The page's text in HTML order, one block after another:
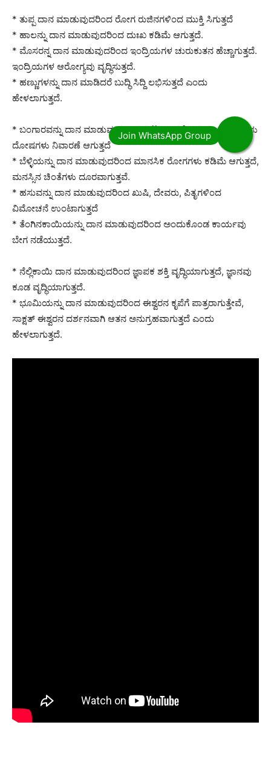
* ತುಪ್ಪ ದಾನ ಮಾಡುವುದರಿಂದ ರೋಗ ರುಜಿನಗಳಿಂದ ಮುಕ್ತಿ ಸಿಗುತ್ತದೆ
* ಹಾಲನ್ನು ದಾನ ಮಾಡುವುದರಿಂದ ದುಃಖ ಕಡಿಮೆ ಆಗುತ್ತದೆ.
* ಮೊಸರನ್ನ ದಾನ ಮಾಡುವುದರಿಂದ ಇಂದ್ರಿಯಗಳ ಚುರುಕುತನ ಹೆಚ್ಚಾಗುತ್ತದೆ.
ಇಂದ್ರಿಯಗಳ ಆರೋಗ್ಯವು ವೃದ್ಧಿಸುತ್ತದೆ.
* ಹಣ್ಣುಗಳನ್ನು ದಾನ ಮಾಡಿದರೆ ಬುದ್ಧಿ ಸಿದ್ದಿ ಲಭಿಸುತ್ತದೆ ಎಂದು
ಹೇಳಲಾಗುತ್ತದೆ.
* ಬಂಗಾರವನ್ನು ದಾನ ಮಾಡುವುದರಿಂದ ಕುಟುಂಬದಲ್ಲಿ ಇರುವ ಎಲ್ಲಾ ರೀತಿಯ
ದೋಷಗಳು ನಿವಾರಣೆ ಆಗುತ್ತದೆ
* ಬೆಳ್ಳಿಯನ್ನು ದಾನ ಮಾಡುವುದರಿಂದ ಮಾನಸಿಕ ರೋಗಗಳು ಕಡಿಮೆ ಆಗುತ್ತದೆ,
ಮನಸ್ಸಿನ ಚಿಂತೆಗಳು ದೂರವಾಗುತ್ತವೆ.
* ಹಸುವನ್ನು ದಾನ ಮಾಡುವುದರಿಂದ ಖುಷಿ, ದೇವರು, ಪಿತೃಗಳಿಂದ
ವಿಮೋಚನೆ ಉಂಟಾಗುತ್ತದೆ
* ತೆಂಗಿನಕಾಯಿಯನ್ನು ದಾನ ಮಾಡುವುದರಿಂದ ಅಂದುಕೊಂಡ ಕಾರ್ಯವು
ಬೇಗ ನಡೆಯುತ್ತದೆ.
* ನೆಲ್ಲಿಕಾಯಿ ದಾನ ಮಾಡುವುದರಿಂದ ಜ್ಞಾಪಕ ಶಕ್ತಿ ವೃದ್ಧಿಯಾಗುತ್ತದೆ, ಜ್ಞಾನವು
ಕೂಡ ವೃದ್ಧಿಯಾಗುತ್ತದೆ.
* ಭೂಮಿಯನ್ನು ದಾನ ಮಾಡುವುದರಿಂದ ಈಶ್ವರನ ಕೃಪೆಗೆ ಪಾತ್ರರಾಗುತ್ತೇವೆ,
ಸಾಕ್ಷತ್ ಈಶ್ವರನ ದರ್ಶನವಾಗಿ ಆತನ ಅನುಗ್ರಹವಾಗುತ್ತದೆ ಎಂದು
ಹೇಳಲಾಗುತ್ತದೆ.